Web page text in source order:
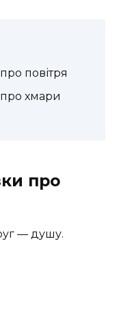
повітря
про хмари
про
— душу.